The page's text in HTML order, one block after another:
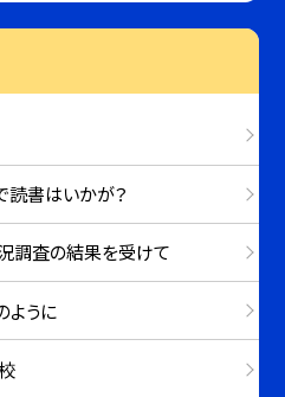
書はいかが？
査の結果を受けて
うに